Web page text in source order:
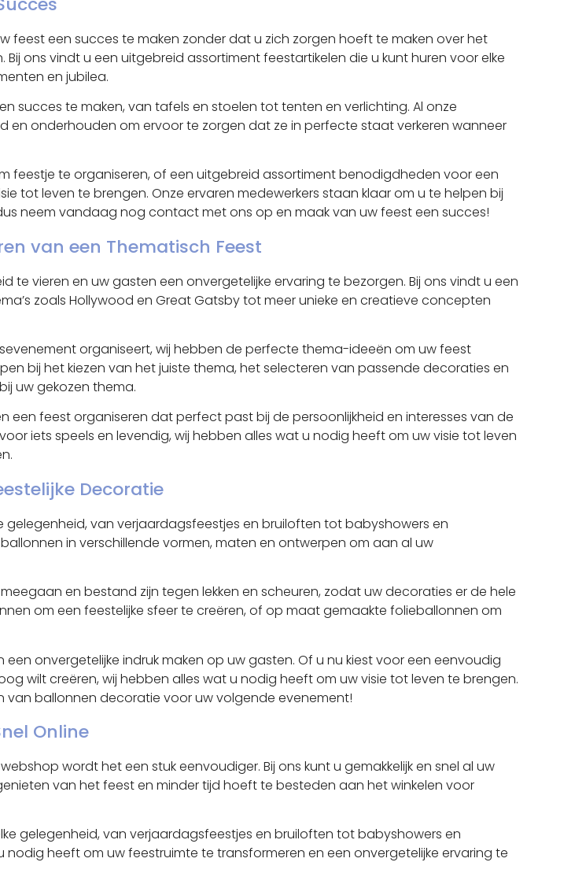
feest een succes te maken zonder dat u zich zorgen hoeft te maken over het
ons vindt u een uitgebreid assortiment feestartikelen die u kunt huren voor elke
en jubilea.
succes te maken, van tafels en stoelen tot tenten en verlichting. Al onze
onderhouden om ervoor te zorgen dat ze in perfecte staat verkeren wanneer
feestje te organiseren, of een uitgebreid assortiment benodigdheden voor een
tot leven te brengen. Onze ervaren medewerkers staan klaar om u te helpen bij
neem vandaag nog contact met ons op en maak van uw feest een succes!
van een Thematisch Feest
vieren en uw gasten een onvergetelijke ervaring te bezorgen. Bij ons vindt u een
zoals Hollywood en Great Gatsby tot meer unieke en creatieve concepten
organiseert, wij hebben de perfecte thema-ideeën om uw feest
bij het kiezen van het juiste thema, het selecteren van passende decoraties en
uw gekozen thema.
feest organiseren dat perfect past bij de persoonlijkheid en interesses van de
iets speels en levendig, wij hebben alles wat u nodig heeft om uw visie tot leven
Decoratie
van verjaardagsfeestjes en bruiloften tot babyshowers en
in verschillende vormen, maten en ontwerpen om aan al uw
en bestand zijn tegen lekken en scheuren, zodat uw decoraties er de hele
om een feestelijke sfeer te creëren, of op maat gemaakte folieballonnen om
onvergetelijke indruk maken op uw gasten. Of u nu kiest voor een eenvoudig
wilt creëren, wij hebben alles wat u nodig heeft om uw visie tot leven te brengen.
ballonnen decoratie voor uw volgende evenement!
Online
wordt het een stuk eenvoudiger. Bij ons kunt u gemakkelijk en snel al uw
van het feest en minder tijd hoeft te besteden aan het winkelen voor
gelegenheid, van verjaardagsfeestjes en bruiloften tot babyshowers en
heeft om uw feestruimte te transformeren en een onvergetelijke ervaring te